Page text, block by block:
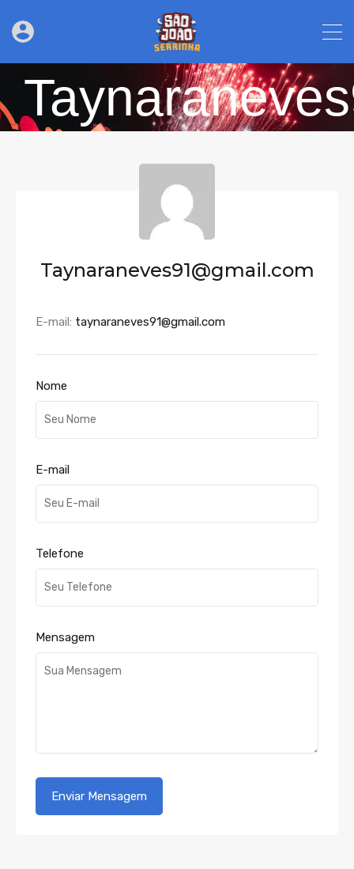
Taynaraneves91@gmail.com
E-mail: taynaraneves91@gmail.com
Nome
E-mail
Telefone
Mensagem